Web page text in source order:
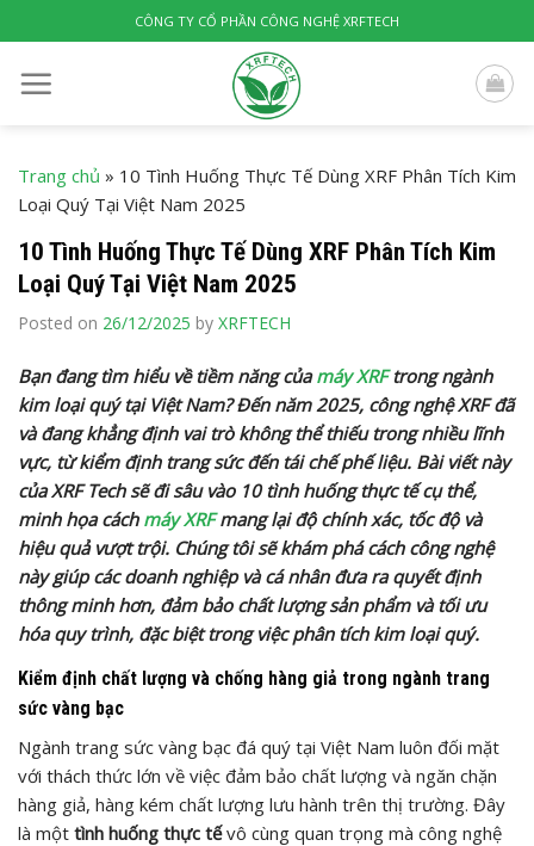
to
content
CÔNG TY CỔ PHẦN CÔNG NGHỆ XRFTECH
Trang chủ » 10 Tình Huống Thực Tế Dùng XRF Phân Tích Kim
Loại Quý Tại Việt Nam 2025
10 Tình Huống Thực Tế Dùng XRF Phân Tích Kim
Loại Quý Tại Việt Nam 2025
Posted on 26/12/2025 by XRFTECH
Bạn đang tìm hiểu về tiềm năng củamáy XRFtrong ngành
kim loại quý tại Việt Nam? Đến năm 2025, công nghệ XRF đã
và đang khẳng định vai trò không thể thiếu trong nhiều lĩnh
vực, từ kiểm định trang sức đến tái chế phế liệu. Bài viết này
của XRF Tech sẽ đi sâu vào 10 tình huống thực tế cụ thể,
minh họa cách máy XRFmang lại độ chính xác, tốc độ và
hiệu quả vượt trội. Chúng tôi sẽ khám phá cách công nghệ
này giúp các doanh nghiệp và cá nhân đưa ra quyết định
thông minh hơn, đảm bảo chất lượng sản phẩm và tối ưu
hóa quy trình, đặc biệt trong việc phân tích kim loại quý.
Kiểm định chất lượng và chống hàng giả trong ngành trang
sức vàng bạc
Ngành trang sức vàng bạc đá quý tại Việt Nam luôn đối mặt
với thách thức lớn về việc đảm bảo chất lượng và ngăn chặn
hàng giả, hàng kém chất lượng lưu hành trên thị trường. Đây
là một tình huống thực tếvô cùng quan trọng mà công nghệ